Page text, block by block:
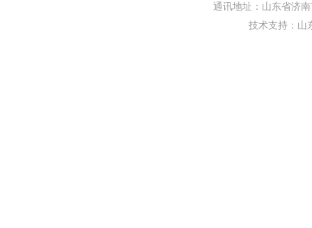
通讯地址：山东省济
技术支持： 山